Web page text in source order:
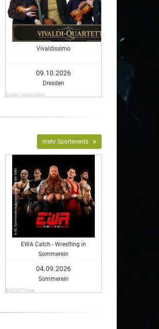
Vivaldissimo
09.10.2026
Dresden
Quelle: Veranstalter
mehr Sportevents
EWA Catch - Wrestling in
Sommerein
04.09.2026
Sommerein
Bild: OETicket